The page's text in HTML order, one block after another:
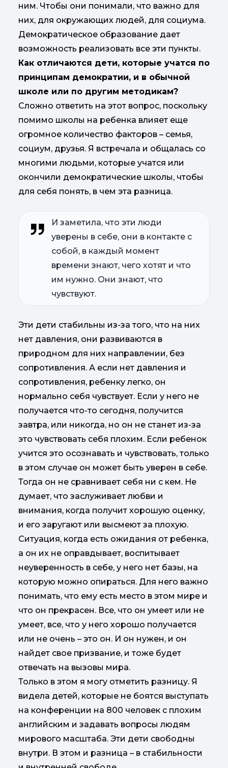
ним. Чтобы они понимали, что важно для
них, для окружающих людей, для социума.
Демократическое образование дает
возможность реализовать все эти пункты.
Как отличаются дети, которые учатся по
принципам демократии, и в обычной
школе или по другим методикам?
Сложно ответить на этот вопрос, поскольку
помимо школы на ребенка влияет еще
огромное количество факторов – семья,
социум, друзья. Я встречала и общалась со
многими людьми, которые учатся или
окончили демократические школы, чтобы
для себя понять, в чем эта разница.
И заметила, что эти люди
уверены в себе, они в контакте с
собой, в каждый момент
времени знают, чего хотят и что
им нужно. Они знают, что
чувствуют.
Эти дети стабильны из-за того, что на них
нет давления, они развиваются в
природном для них направлении, без
сопротивления. А если нет давления и
сопротивления, ребенку легко, он
нормально себя чувствует. Если у него не
получается что-то сегодня, получится
завтра, или никогда, но он не станет из-за
это чувствовать себя плохим. Если ребенок
учится это осознавать и чувствовать, только
в этом случае он может быть уверен в себе.
Тогда он не сравнивает себя ни с кем. Не
думает, что заслуживает любви и
внимания, когда получит хорошую оценку,
и его заругают или высмеют за плохую.
Ситуация, когда есть ожидания от ребенка,
а он их не оправдывает, воспитывает
неуверенность в себе, у него нет базы, на
которую можно опираться. Для него важно
понимать, что ему есть место в этом мире и
что он прекрасен. Все, что он умеет или не
умеет, все, что у него хорошо получается
или не очень – это он. И он нужен, и он
найдет свое призвание, и тоже будет
отвечать на вызовы мира.
Только в этом я могу отметить разницу. Я
видела детей, которые не боятся выступать
на конференции на 800 человек с плохим
английским и задавать вопросы людям
мирового масштаба. Эти дети свободны
внутри. В этом и разница – в стабильности